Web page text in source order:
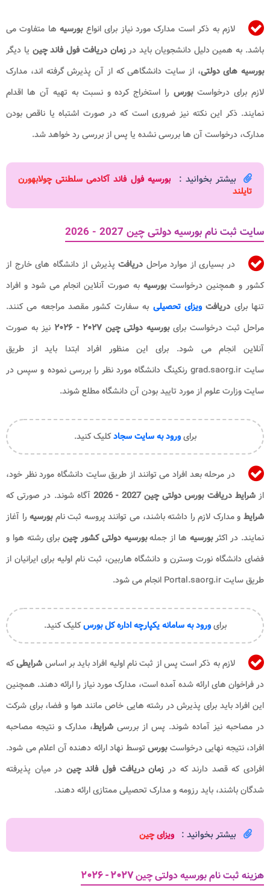
لازم به ذکر است مدارک مورد نیاز برای انواعبورسیهها متفاوت می
باشد. به همین دلیل دانشجویان باید درزمان دریافت فول فاند چین یا دیگر
بورسیه های دولتی، از سایت دانشگاهی که از آن پذیرش گرفته اند، مدارک
لازم برای درخواستبورس را استخراج کرده و نسبت به تهیه آن ها اقدام
نمایند. ذکر این نکته نیز ضروری است که در صورت اشتباه یا ناقص بودن
مدارک، درخواست آن ها بررسی نشده یا پس از بررسی رد خواهد شد.
بیشتر بخوانید :
بورسیه فول فاند آکادمی سلطنتی چولابهورن
تایلند​
سایت ثبت نام بورسیه دولتی چین 2027 - 2026
در بسیاری از موارد مراحل دریافت پذیرش از دانشگاه های خارج از
کشور و همچنین درخواستبورسیه به صورت آنلاین انجام می شود و افراد
تنها برای دریافتویزای تحصیلی به سفارت کشور مقصد مراجعه می کنند.
مراحل ثبت درخواست برایبورسیه دولتی چین ۲۰۲۷ - ۲۰۲۶
نیز به صورت
آنلاین انجام می شود. برای این منظور افراد ابتدا باید از طریق
سایت grad.saorg.ir رنکینگ دانشگاه مورد نظر را بررسی نموده و سپس در
سایت وزارت علوم از مورد تایید بودن آن دانشگاه مطلع شوند.
برایورود به سایت سجادکلیک کنید.
در مرحله بعد افراد می توانند از طریق سایت دانشگاه مورد نظر خود،
ازشرایط دریافت بورس دولتی چین 2027 - 2026
آگاه شوند. در صورتی که
شرایط و مدارک لازم را داشته باشند، می توانند پروسه ثبت نامبورسیه را آغاز
نمایند. در اکثربورسیه ها از جملهبورسیه دولتی کشور چین برای رشته هوا و
فضای دانشگاه نورت وسترن و دانشگاه هاربین، ثبت نام اولیه برای ایرانیان از
طریق سایت Portal.saorg.ir انجام می شود.
برایورود به سامانه یکپارچه اداره کل بورسکلیک کنید.
لازم به ذکر است پس از ثبت نام اولیه افراد باید بر اساس شرایطیکه
در فراخوان های ارائه شده آمده است، مدارک مورد نیاز را ارائه دهند. همچنین
این افراد باید برای پذیرش در رشته هایی خاص مانند هوا و فضا، برای شرکت
در مصاحبه نیز آماده شوند. پس از بررسی شرایط، مدارک و نتیجه مصاحبه
افراد، نتیجه نهایی درخواستبورس توسط نهاد ارائه دهنده آن اعلام می شود.
افرادی که قصد دارند که در زمان دریافت فول فاند چین در میان پذیرفته
شدگان باشند، باید رزومه و مدارک تحصیلی ممتازی ارائه دهند.
بیشتر بخوانید : ویزای چین
هزینه ثبت نام بورسیه دولتی چین۲۰۲۷ - ۲۰۲۶